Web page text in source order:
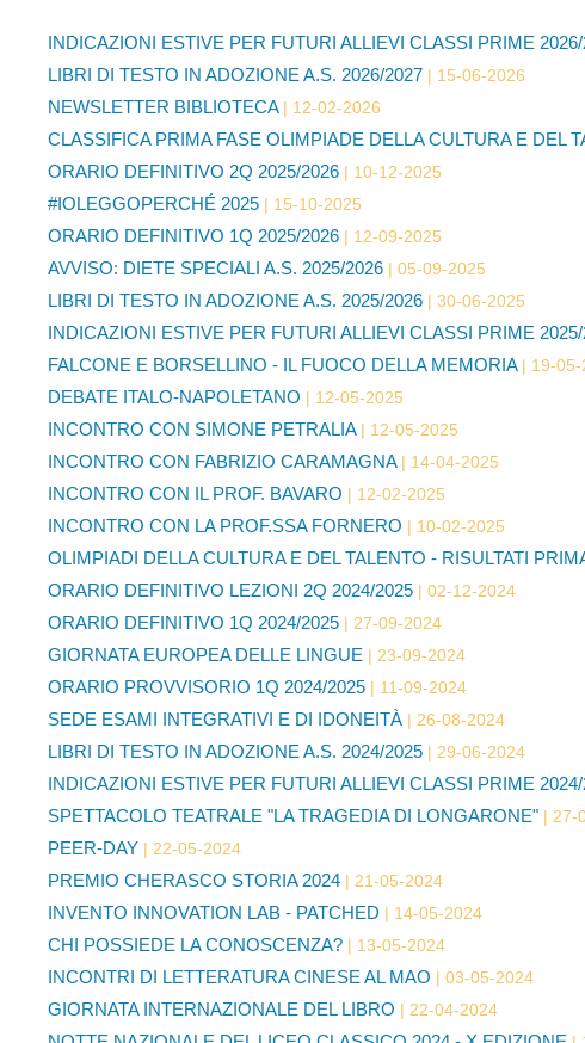
INDICAZIONI ESTIVE PER FUTURI ALLIEVI CLASSI PRIME
LIBRI DI TESTO IN ADOZIONE A.S. 2026/2027 15-06-2026
NEWSLETTER BIBLIOTECA 12-02-2026
CLASSIFICA PRIMA FASE OLIMPIADE DELLA CULTURA E DEL
ORARIO DEFINITIVO 2Q 2025/2026 10-12-2025
#IOLEGGOPERCHÉ 2025 15-10-2025
ORARIO DEFINITIVO 1Q 2025/2026 12-09-2025
AVVISO: DIETE SPECIALI A.S. 2025/2026 05-09-2025
LIBRI DI TESTO IN ADOZIONE A.S. 2025/2026 30-06-2025
INDICAZIONI ESTIVE PER FUTURI ALLIEVI CLASSI PRIME
FALCONE E BORSELLINO - IL FUOCO DELLA MEMORIA 19-05-
DEBATE ITALO-NAPOLETANO 12-05-2025
INCONTRO CON SIMONE PETRALIA 12-05-2025
INCONTRO CON FABRIZIO CARAMAGNA 14-04-2025
INCONTRO CON IL PROF. BAVARO 12-02-2025
INCONTRO CON LA PROF.SSA FORNERO 10-02-2025
OLIMPIADI DELLA CULTURA E DEL TALENTO - RISULTATI
ORARIO DEFINITIVO LEZIONI 2Q 2024/2025 02-12-2024
ORARIO DEFINITIVO 1Q 2024/2025 27-09-2024
GIORNATA EUROPEA DELLE LINGUE 23-09-2024
ORARIO PROVVISORIO 1Q 2024/2025 11-09-2024
SEDE ESAMI INTEGRATIVI E DI IDONEITÀ 26-08-2024
LIBRI DI TESTO IN ADOZIONE A.S. 2024/2025 29-06-2024
INDICAZIONI ESTIVE PER FUTURI ALLIEVI CLASSI PRIME
SPETTACOLO TEATRALE "LA TRAGEDIA DI LONGARONE" 27-
PEER-DAY 22-05-2024
PREMIO CHERASCO STORIA 2024 21-05-2024
INVENTO INNOVATION LAB - PATCHED 14-05-2024
CHI POSSIEDE LA CONOSCENZA? 13-05-2024
INCONTRI DI LETTERATURA CINESE AL MAO 03-05-2024
GIORNATA INTERNAZIONALE DEL LIBRO 22-04-2024